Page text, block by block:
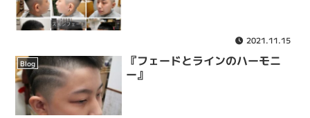
2021.11.15
Blog
『フェードとラインのハーモニ
ー』